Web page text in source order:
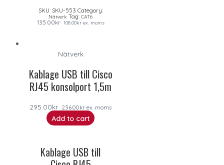
SKU: SKU-553 Category:
Nätverk Tag: CAT6
135.00kr 108.00krex. moms
Nätverk
Kablage USB till Cisco
RJ45 konsolport 1,5m
295.00kr 236.00kr ex. moms
Add to cart
Kablage USB till